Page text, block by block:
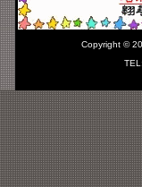
Copyright ©